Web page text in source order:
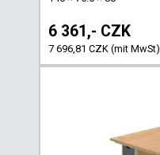
6 361,- CZK
7 696,81 CZK (mit MwSt)